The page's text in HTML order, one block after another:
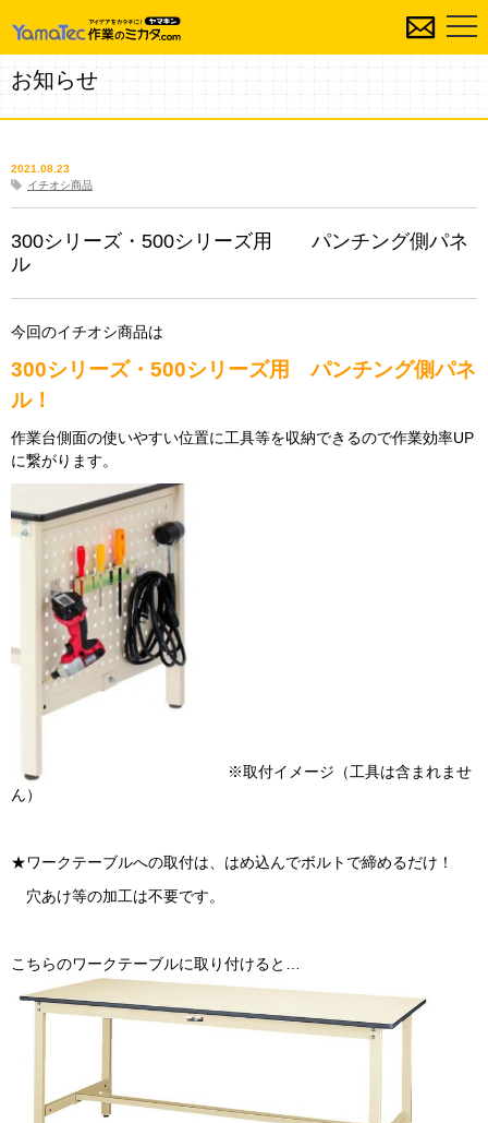
お知らせ
2021.08.23
イチオシ商品
300シリーズ・500シリーズ用 パンチング側パネ
ル
今回のイチオシ商品は
300シリーズ・500シリーズ用 パンチング側パネ
ル！
作業台側面の使いやすい位置に工具等を収納できるので作業効率UP
に繋がります。
※取付イメージ（工具は含まれませ
ん）
★ワークテーブルへの取付は、はめ込んでボルトで締めるだけ！
穴あけ等の加工は不要です。
こちらのワークテーブルに取り付けると…